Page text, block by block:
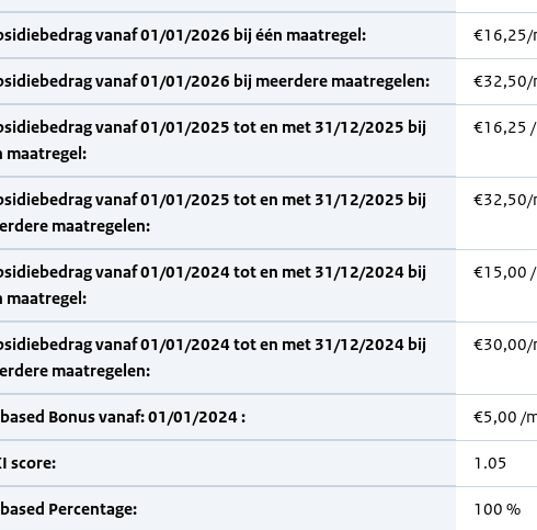
vanaf 01/01/2026 bij één maatregel: €16,25/
vanaf 01/01/2026 bij meerdere maatregelen: €32,50/
vanaf 01/01/2025 tot en met 31/12/2025 bij
maatregel:
€16,25
vanaf 01/01/2025 tot en met 31/12/2025 bij
maatregelen:
€32,50/
vanaf 01/01/2024 tot en met 31/12/2024 bij
maatregel:
€15,00
vanaf 01/01/2024 tot en met 31/12/2024 bij
maatregelen:
€30,00/
Bonus vanaf: 01/01/2024 : €5,00 /
score: 1.05
Percentage: 100 %